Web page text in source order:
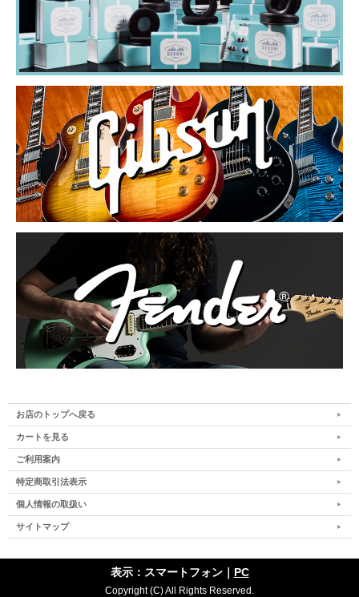
お店のトップへ戻る
カートを見る
ご利用案内
特定商取引法表示
個人情報の取扱い
サイトマップ
表示：スマートフォン｜ PC
Copyright (C) All Rights Reserved.